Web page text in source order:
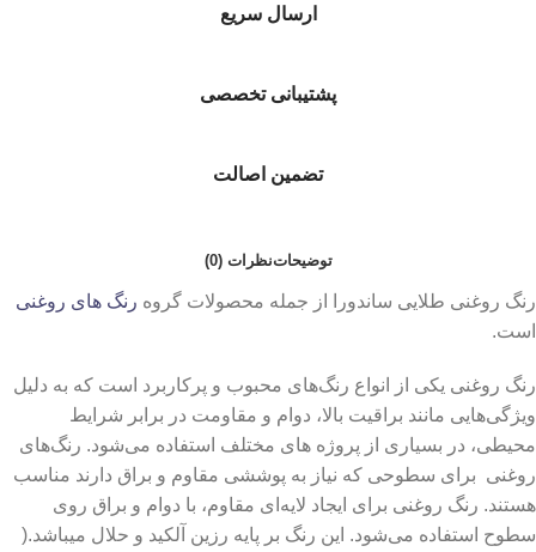
ارسال سریع
پشتیبانی تخصصی
تضمین اصالت
توضیحاتنظرات (0)
رنگ روغنی طلایی ساندورا از جمله محصولات گروه رنگ های روغنی
است.
رنگ روغنی یکی از انواع رنگ‌های محبوب و پرکاربرد است که به دلیل
ویژگی‌هایی مانند براقیت بالا، دوام و مقاومت در برابر شرایط
محیطی، در بسیاری از پروژه‌ های مختلف استفاده می‌شود. رنگ‌های
روغنی برای سطوحی که نیاز به پوششی مقاوم و براق دارند مناسب
هستند. رنگ روغنی برای ایجاد لایه‌ای مقاوم، با دوام و براق روی
سطوح استفاده می‌شود. این رنگ بر پایه رزین آلکید و حلال میباشد.(